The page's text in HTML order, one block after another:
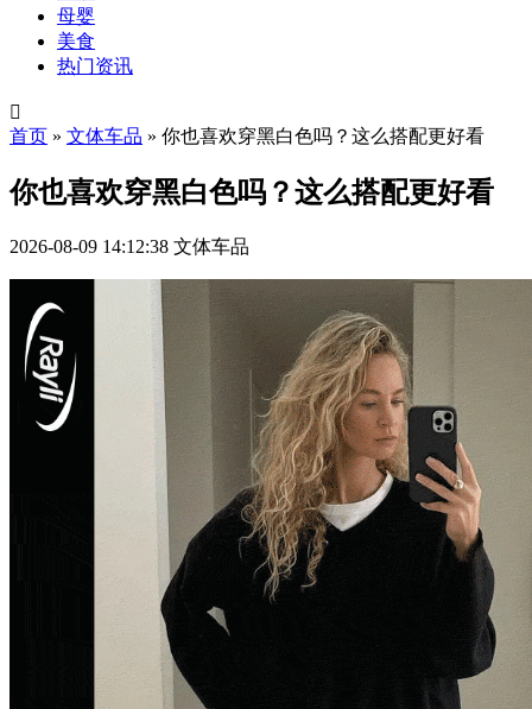
母婴
美食
热门资讯

首页 » 文体车品 » 你也喜欢穿黑白色吗？这么搭配更好看
你也喜欢穿黑白色吗？这么搭配更好看
2026-08-09 14:12:38 文体车品